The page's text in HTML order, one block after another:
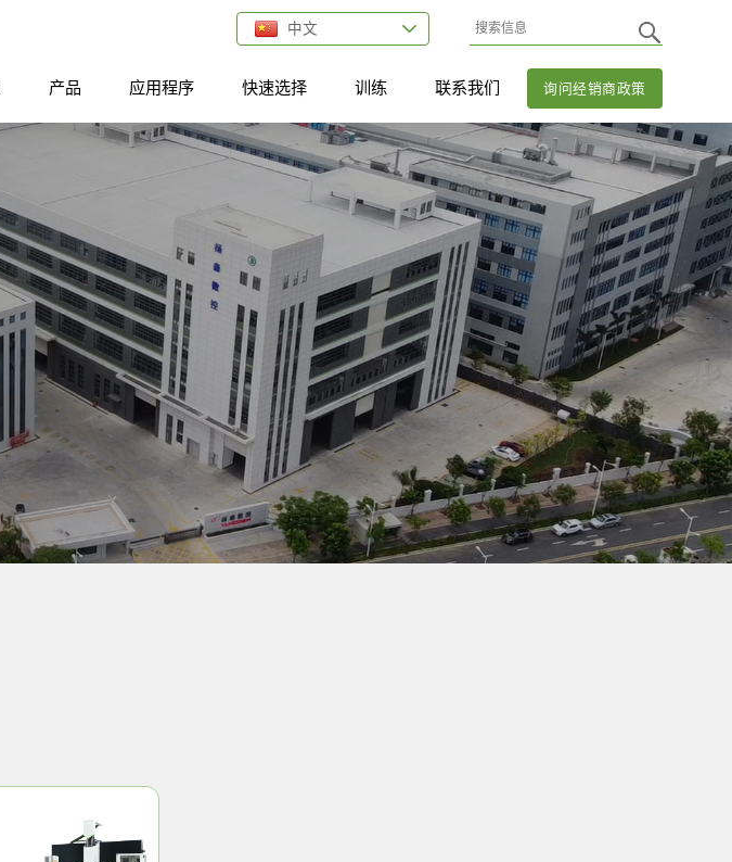
中文
询问经销商政策
产品 应用程序 快速选择 训练 联系我们